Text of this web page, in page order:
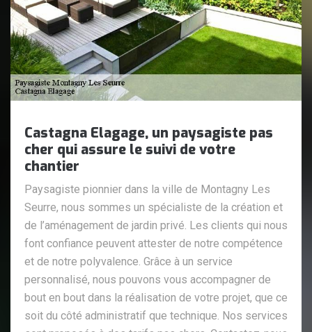
Castagna Elagage, un paysagiste pas
cher qui assure le suivi de votre
chantier
Paysagiste pionnier dans la ville de Montagny Les
Seurre, nous sommes un spécialiste de la création et
de l’aménagement de jardin privé. Les clients qui nous
font confiance peuvent attester de notre compétence
et de notre polyvalence. Grâce à un service
personnalisé, nous pouvons vous accompagner de
bout en bout dans la réalisation de votre projet, que ce
soit du côté administratif que technique. Nos services